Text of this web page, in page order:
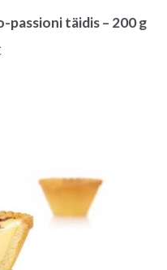
passioni täidis – 200 g